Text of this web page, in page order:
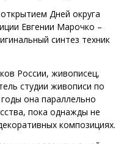
Дней округа
Евгении Марочко –
синтез техник
России, живописец,
студии живописи по
она параллельно
пока однажды не
композициях.